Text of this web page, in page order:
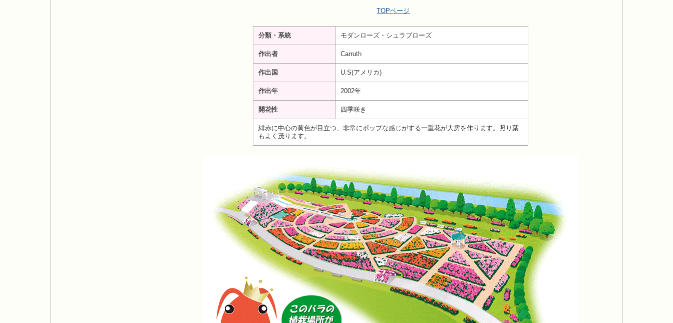
TOPページ
分類・系統 モダンローズ・シュラブローズ
作出者 Carruth
作出国 U.S(アメリカ)
作出年 2002年
開花性 四季咲き
緋赤に中心の黄色が目立つ、非常にポップな感じがする一重花が大房を作ります。照り葉
もよく茂ります。